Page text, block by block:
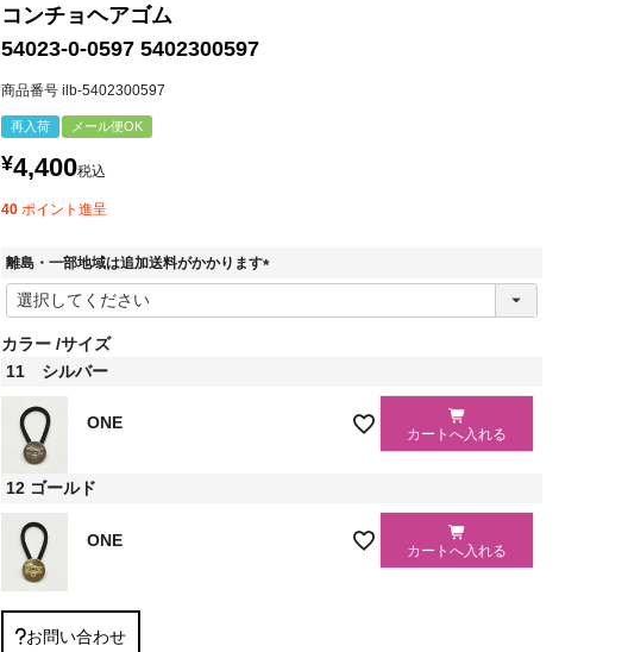
コンチョヘアゴム
54023-0-0597 5402300597
商品番号 ilb-5402300597
再入荷 メール便OK
¥4,400税込
40 ポイント進呈
離島・一部地域は追加送料がかかります
(
カラー サイズ
11 シルバー
ONE
カートへ入れる
12 ゴールド
ONE
カートへ入れる
お問い合わせ